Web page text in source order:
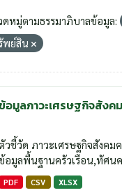
หมู่ตามธรรมาภิบาลข้อมูล:
พย์สิน
อมูลภาวะเศรษฐกิจสังค
วชี้วัด ภาวะเศรษฐกิจสังคม
อมูลพื้นฐานครัวเรือน,ทัศน
PDF CSV XLSX